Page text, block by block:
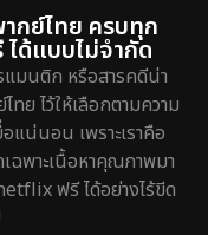
กย์ไทย ครบทุก
ด้แบบไม่จำกัด
แมนติก หรือสารคดีน่า
ย ไว้ให้เลือกตามความ
แน่นอน เพราะเราคือ
ฉพาะเนื้อหาคุณภาพมา
ฟรี ได้อย่างไร้ขีด